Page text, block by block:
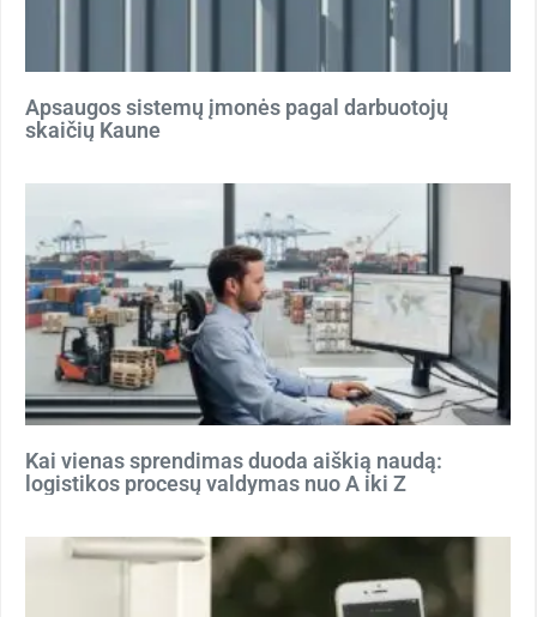
Apsaugos sistemų įmonės pagal darbuotojų
skaičių Kaune
Kai vienas sprendimas duoda aiškią naudą:
logistikos procesų valdymas nuo A iki Z